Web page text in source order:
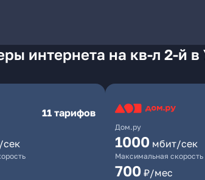
интернета на кв-л 2-й в
11 тарифов
Дом.ру
1000 мбит/сек
Максимальная скорость
700 ₽/мес